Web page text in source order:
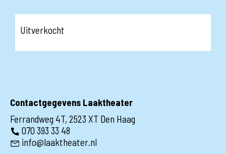
Uitverkocht
Contactgegevens Laaktheater
Ferrandweg 4T, 2523 XT Den Haag
070 393 33 48
info@laaktheater.nl